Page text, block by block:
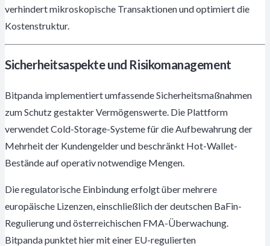
verhindert mikroskopische Transaktionen und optimiert die
Kostenstruktur.
Sicherheitsaspekte und Risikomanagement
Bitpanda implementiert umfassende Sicherheitsmaßnahmen
zum Schutz gestakter Vermögenswerte. Die Plattform
verwendet Cold-Storage-Systeme für die Aufbewahrung der
Mehrheit der Kundengelder und beschränkt Hot-Wallet-
Bestände auf operativ notwendige Mengen.
Die regulatorische Einbindung erfolgt über mehrere
europäische Lizenzen, einschließlich der deutschen BaFin-
Regulierung und österreichischen FMA-Überwachung.
Bitpanda punktet hier mit einer EU-regulierten